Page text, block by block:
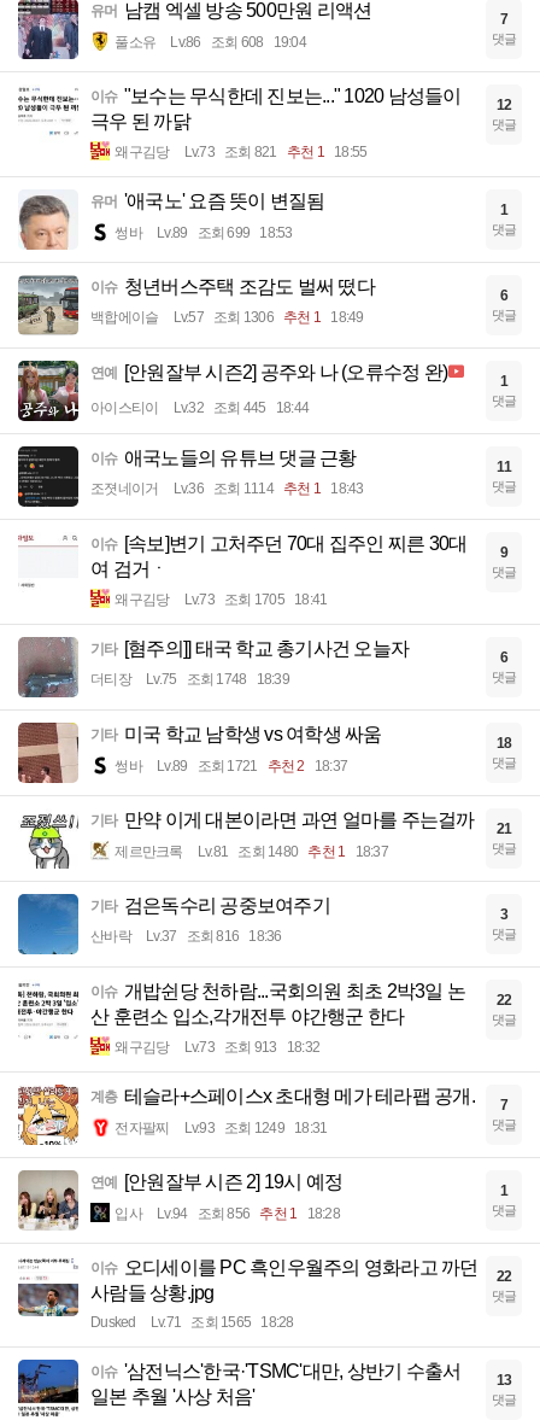
유머 남캠 엑셀 방송 500만원 리액션
풀소유 Lv.86 조회 608 19:04
7
댓글
이슈 "보수는 무식한데 진보는..." 1020 남성들이
극우 된 까닭
왜구김당 Lv.73 조회 821 추천 1 18:55
12
댓글
유머 '애국노' 요즘 뜻이 변질됨
썽바 Lv.89 조회 699 18:53
1
댓글
이슈 청년버스주택 조감도 벌써 떴다
백합에이슬 Lv.57 조회 1306 추천 1 18:49
6
댓글
연예 [안원잘부 시즌2] 공주와 나 (오류수정 완)
아이스티이 Lv.32 조회 445 18:44
1
댓글
이슈 애국노들의 유튜브 댓글 근황
조졋네이거 Lv.36 조회 1114 추천 1 18:43
11
댓글
이슈 [속보]변기 고처주던 70대 집주인 찌른 30대
여 검거ㆍ
왜구김당 Lv.73 조회 1705 18:41
9
댓글
기타 [혐주의]] 태국 학교 총기사건 오늘자
더티장 Lv.75 조회 1748 18:39
6
댓글
기타 미국 학교 남학생 vs 여학생 싸움
썽바 Lv.89 조회 1721 추천 2 18:37
18
댓글
기타 만약 이게 대본이라면 과연 얼마를 주는걸까
제르만크록 Lv.81 조회 1480 추천 1 18:37
21
댓글
기타 검은독수리 공중보여주기
산바락 Lv.37 조회 816 18:36
3
댓글
이슈 개밥쉰당 천하람...국회의원 최초 2박3일 논
산 훈련소 입소,각개전투 야간행군 한다
왜구김당 Lv.73 조회 913 18:32
22
댓글
계층 테슬라+스페이스x 초대형 메가 테라팹 공개.
전자팔찌 Lv.93 조회 1249 18:31
7
댓글
연예 [안원잘부 시즌 2] 19시 예정
입사 Lv.94 조회 856 추천 1 18:28
1
댓글
이슈 오디세이를 PC 흑인우월주의 영화라고 까던
사람들 상황.jpg
Dusked Lv.71 조회 1565 18:28
22
댓글
이슈 '삼전닉스'한국·'TSMC'대만, 상반기 수출서
일본 추월 '사상 처음'
13
댓글